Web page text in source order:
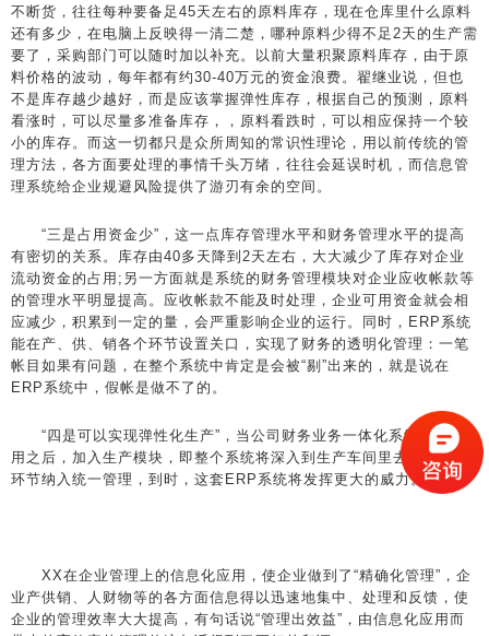
不断货，往往每种要备足45天左右的原料库存，现在仓库里什么原料
还有多少，在电脑上反映得一清二楚，哪种原料少得不足2天的生产需
要了，采购部门可以随时加以补充。以前大量积聚原料库存，由于原
料价格的波动，每年都有约30-40万元的资金浪费。翟继业说，但也
不是库存越少越好，而是应该掌握弹性库存，根据自己的预测，原料
看涨时，可以尽量多准备库存，，原料看跌时，可以相应保持一个较
小的库存。而这一切都只是众所周知的常识性理论，用以前传统的管
理方法，各方面要处理的事情千头万绪，往往会延误时机，而信息管
理系统给企业规避风险提供了游刃有余的空间。
“三是占用资金少”，这一点库存管理水平和财务管理水平的提高
有密切的关系。库存由40多天降到2天左右，大大减少了库存对企业
流动资金的占用;另一方面就是系统的财务管理模块对企业应收帐款等
的管理水平明显提高。应收帐款不能及时处理，企业可用资金就会相
应减少，积累到一定的量，会严重影响企业的运行。同时，ERP系统
能在产、供、销各个环节设置关口，实现了财务的透明化管理：一笔
帐目如果有问题，在整个系统中肯定是会被“剔”出来的，就是说在
ERP系统中，假帐是做不了的。
“四是可以实现弹性化生产”，当公司财务业务一体化系统熟练运
用之后，加入生产模块，即整个系统将深入到生产车间里去，将生产
环节纳入统一管理，到时，这套ERP系统将发挥更大的威力。
XX在企业管理上的信息化应用，使企业做到了“精确化管理”，企
业产供销、人财物等的各方面信息得以迅速地集中、处理和反馈，使
企业的管理效率大大提高，有句话说“管理出效益”，由信息化应用而